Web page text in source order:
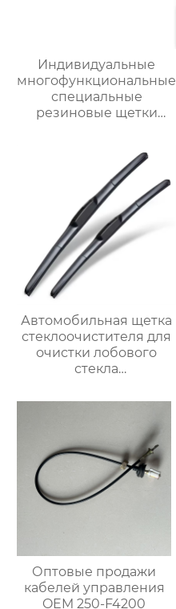
Индивидуальные
многофункциональные
специальные
резиновые щетки
стеклоочистители
лобового стекла
Автомобильная щетка
стеклоочистителя для
очистки лобового
стекла
многофункциональные
стеклоочистителей
Оптовые продажи
кабелей управления
OEM 250-F4200